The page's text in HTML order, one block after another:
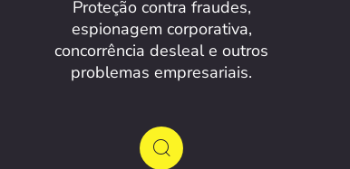
Proteção contra fraudes,
espionagem corporativa,
concorrência desleal e outros
problemas empresariais.